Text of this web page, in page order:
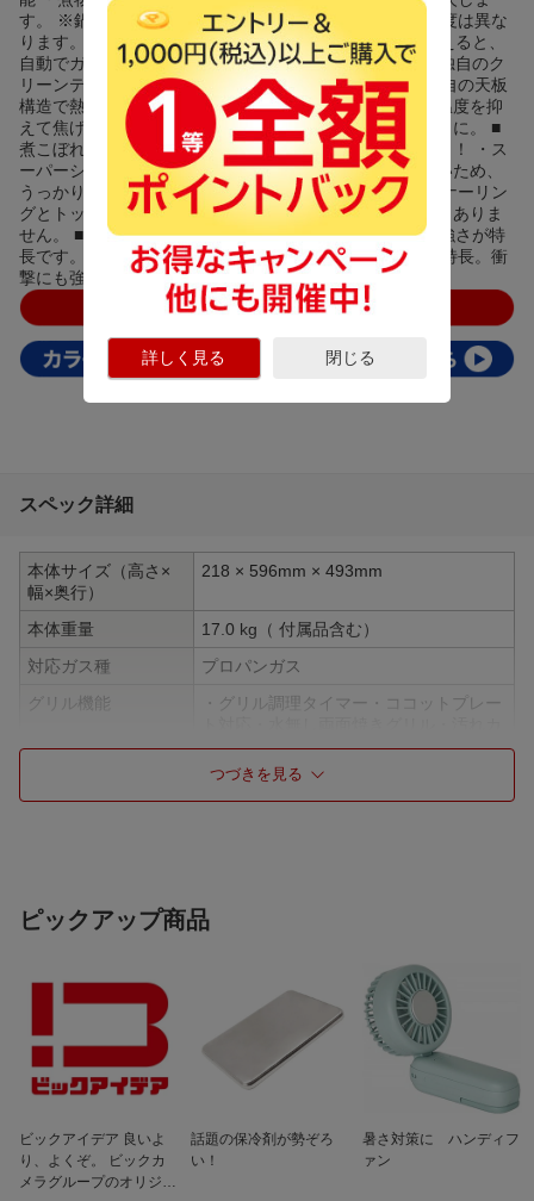
詳しく見る 閉じる
す。 ※鍋の材質、調理物の種類、火力によって焦げの程度は異な
ります。 ■立ち消え安全装置 煮こぼれや風などで火が消えると、
自動でガスを止めます。 【清掃性】 ■清掃性 リンナイ独自のク
リーンテクノロジー（イージークリーン） ・リンナイ独自の天板
構造で熱を分散・放熱。焦げつきやすいバーナー周りの温度を抑
えて焦げつきにくく、お手入れはサッと拭くだけでキレイに。 ■
煮こぼれても、拭き取りやすく、煮こぼれシャットアウト！ ・ス
ーパーシールド構造だから、バーナーまわりは凹凸がないため、
うっかり煮こぼれもサッと拭くだけ。 ・煮こぼれがバーナーリン
グとトッププレートのスキマからコンロ内部に入る心配もありま
せん。 ■パールクリスタル ・ガラスのような光沢感と、強さが特
長です。 ・汚れが落ちやすく、美しいパールの光沢感が特長。衝
撃にも強さを持つトッププレートです。
スペック詳細
本体サイズ（高さ×
幅×奥行）
218 × 596mm × 493mm
本体重量
17.0 kg（ 付属品含む）
対応ガス種
プロパンガス
グリル機能
・グリル調理タイマー・ココットプレー
バー・オートグリル機能
有
（160〜210℃）・炊飯機能・湯わかし
コンロタイマー
天板素材
ガラスコート
ガス消費量
全点火時8.60kW
・ 調理油過熱防止装置・ グリル消し忘
れ消火機能・中火点火機能・高温自動温
度調節機能・立消え安全装置・焦げつき
つづきを見る
ピックアップ商品
ビックアイデア 良いよ
り、よくぞ。 ビックカ
メラグループのオリジナ
話題の保冷剤が勢ぞろ
い！
暑さ対策に ハンディフ
ァン